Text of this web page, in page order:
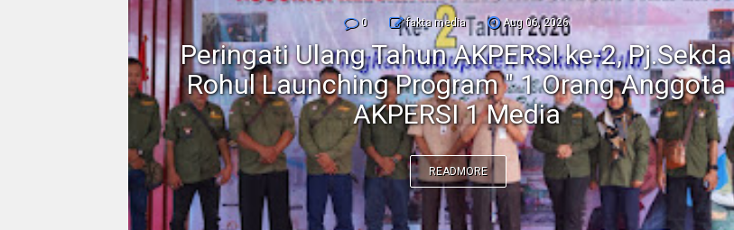
0 fakta media Aug 06, 2026
Peringati Ulang Tahun AKPERSI ke-2, Pj.Sekda
Rohul Launching Program " 1 Orang Anggota
AKPERSI 1 Media
READMORE